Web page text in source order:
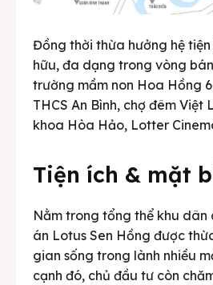
Đồng thời thừa hưởng hệ tiện
hữu, đa dạng trong vòng
trường mầm non Hoa Hồng
THCS An Bình, chợ đêm Việt
khoa Hòa Hảo, Lotter
Tiện ích & mặt
Nằm trong tổng thể khu dân
án Lotus Sen Hồng được
gian sống trong lành nhiều
cạnh đó, chủ đầu tư còn